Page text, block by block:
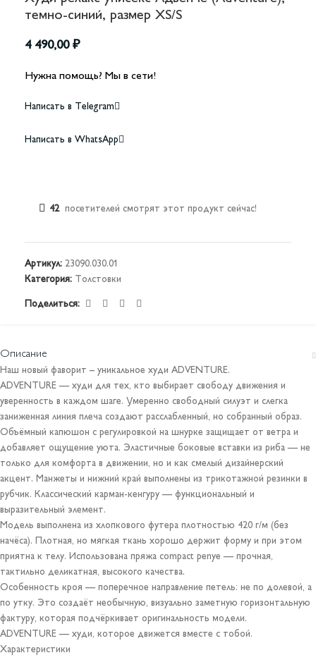
темно-синий, размер XS/S
4 490,00 ₽
Нужна помощь? Мы в сети!
Написать в Telegram
Написать в WhatsApp
42 посетителей смотрят этот продукт сейчас!
Артикул: 23090.030.01
Категория: Толстовки
Поделиться:
Описание
Наш новый фаворит – уникальное худи ADVENTURE.
ADVENTURE — худи для тех, кто выбирает свободу движения и
уверенность в каждом шаге. Умеренно свободный силуэт и слегка
заниженная линия плеча создают расслабленный, но собранный образ.
Объёмный капюшон с регулировкой на шнурке защищает от ветра и
добавляет ощущение уюта. Эластичные боковые вставки из риба — не
только для комфорта в движении, но и как смелый дизайнерский
акцент. Манжеты и нижний край выполнены из трикотажной резинки в
рубчик. Классический карман-кенгуру — функциональный и
выразительный элемент.
Модель выполнена из хлопкового футера плотностью 420 г/м (без
начёса). Плотная, но мягкая ткань хорошо держит форму и при этом
приятна к телу. Использована пряжа compact penye — прочная,
тактильно деликатная, высокого качества.
Особенность кроя — поперечное направление петель: не по долевой, а
по утку. Это создаёт необычную, визуально заметную горизонтальную
фактуру, которая подчёркивает оригинальность модели.
ADVENTURE — худи, которое движется вместе с тобой.
Характеристики